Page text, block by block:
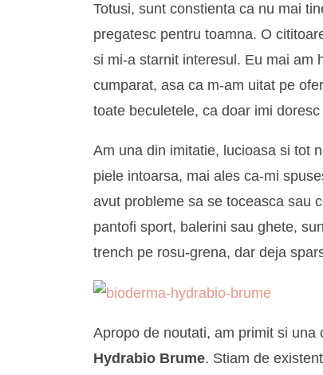
Totusi, sunt constienta ca nu mai
pregatesc pentru toamna. O
si mi-a starnit interesul. Eu mai am
cumparat, asa ca m-am uitat pe
toate beculetele, ca doar imi
Am una din imitatie, lucioasa si tot
piele intoarsa, mai ales ca-mi
avut probleme sa se toceasca sau
pantofi sport, balerini sau ghete,
trench pe rosu-grena, dar deja
Apropo de noutati, am primit si
Hydrabio Brume. Stiam de